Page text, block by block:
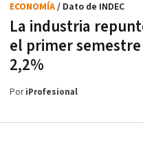
La industria
el primer
2,2%
ECONOMÍA/ Dato de INDEC
PoriProfesional